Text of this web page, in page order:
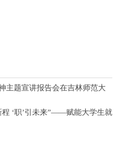
主题宣讲报告会在吉林师范大
程 ‘职’引未来”——赋能大学生就